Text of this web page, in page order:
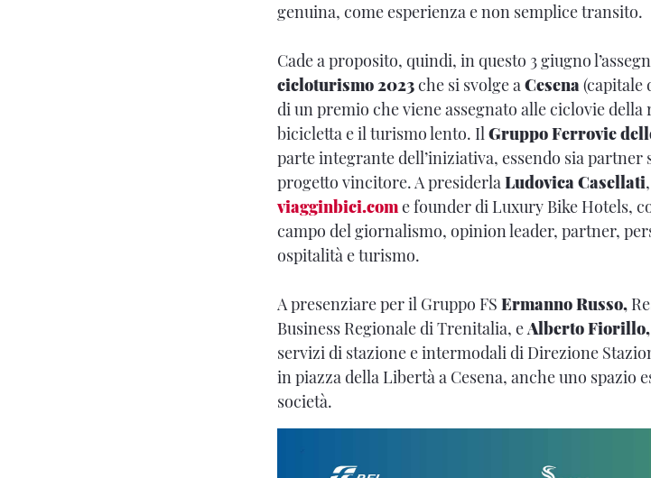
genuina, come esperienza e non semplice transito.
Cade a proposito, quindi, in questo 3 giugno
cicloturismo 2023che si svolge aCesena(capitale
di un premio che viene assegnato alle ciclovie
bicicletta e il turismo lento. IlGruppo Ferrovie
parte integrante dell’iniziativa, essendo sia
progetto vincitore. A presiderlaLudovica Casellati
viagginbici.come founder di Luxury Bike Hotels,
campo del giornalismo, opinion leader, partner,
ospitalità e turismo.
A presenziare per il Gruppo FS Ermanno Russo,
Business Regionale di Trenitalia, eAlberto Fiorillo,
servizi di stazione e intermodali di Direzione
in piazza della Libertà a Cesena, anche uno spazio
società.